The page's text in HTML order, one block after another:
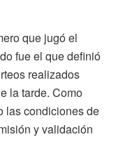
que jugó el
fue el que definió
realizados
la tarde. Como
las condiciones de
y validación